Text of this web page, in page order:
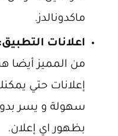
ماكدونالدز.
اعلانات
من المميز أيضا
إعلانات حتي
سهولة و يسر
بظهور اي إعلان.